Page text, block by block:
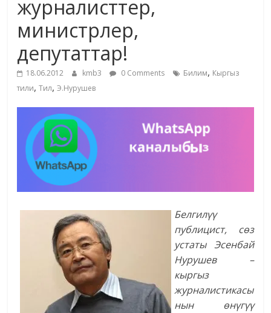
жана
адабияты
журналисттер,
министрлер,
депутаттар!
18.06.2012 kmb3 0 Comments Билим, Кыргыз
тили,Тил,Э.Нурушев
Белгилүү
публицист, сөз
устаты Эсенбай
Нурушев –
кыргыз
журналистикасы
нын өнүгүү